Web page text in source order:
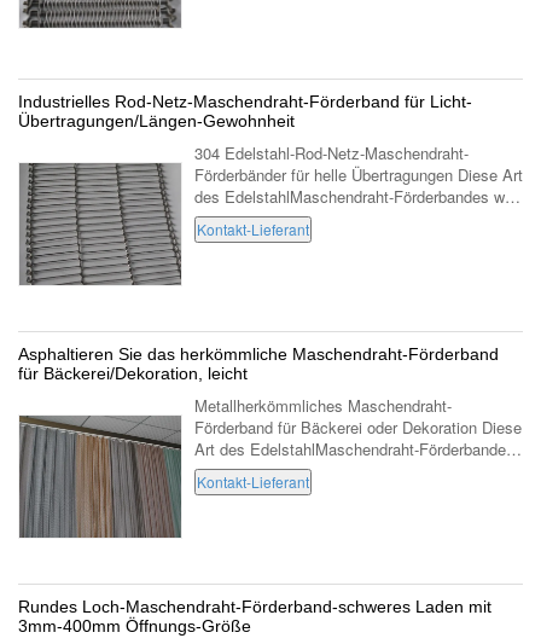
Industrielles Rod-Netz-Maschendraht-Förderband für Licht-
Übertragungen/Längen-Gewohnheit
304 Edelstahl-Rod-Netz-Maschendraht-
Förderbänder für helle Übertragungen Diese Art
des EdelstahlMaschendraht-Förderbandes wird
auch Maschendraht-Förderband mit z-Seite,
Leitergurt genannt, das umschnallende ...
Kontakt-Lieferant
Asphaltieren Sie das herkömmliche Maschendraht-Förderband
für Bäckerei/Dekoration, leicht
Metallherkömmliches Maschendraht-
Förderband für Bäckerei oder Dekoration Diese
Art des EdelstahlMaschendraht-Förderbandes
wird auch herkömmlichen Gurt,
Kettengliedmasche genannt. Herkömmliches
Kontakt-Lieferant
Rundes Loch-Maschendraht-Förderband-schweres Laden mit
3mm-400mm Öffnungs-Größe